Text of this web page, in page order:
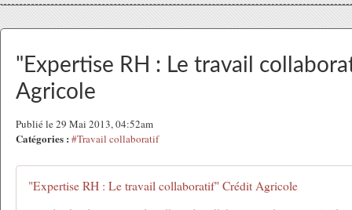
"Expertise RH : Le travail
Agricole
Publié le 29 Mai 2013, 04:52am
Catégories : #Travail collaboratif
"Expertise RH : Le travail collaboratif" Crédit Agricole